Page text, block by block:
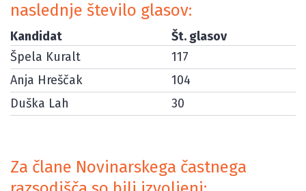
naslednje število glasov:
Kandidat
Št. glasov
Špela Kuralt
117
Anja Hreščak
104
Duška Lah
30
Za člane Novinarskega častnega